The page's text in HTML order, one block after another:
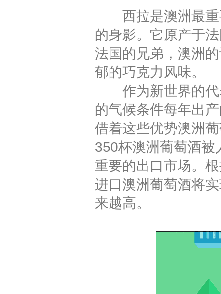
西拉是澳洲最重
的身影。它原产于
法国的兄弟，澳洲
郁的巧克力风味。
作为新世界的代
的气候条件每年出
借着这些优势澳洲
350杯澳洲葡萄酒被
重要的出口市场。
进口澳洲葡萄酒将
来越高。